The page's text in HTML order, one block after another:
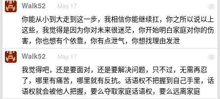
2
Walk52 May 17
你能从小到大走到这一步，我相信你能继续扛，你之所以说以上
这些，我觉得是因为你对未来很迷茫，你开始明白家庭对你的伤
害，你也想有个依靠，你有点泄气，你想找理由发泄
3
Walk52 May 17
我觉得吧，还是要面对，还是要解决问题，只不过，无需再忍
了，哪里有痛苦，哪里就有反抗。话语权不把握到自己手里，话
语权就会被他人把握，要么夺取家庭话语权，要么远离家庭